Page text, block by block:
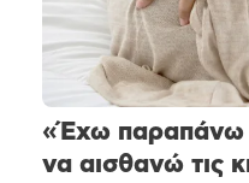
«Έχω παραπάνω
να αισθανώ τις